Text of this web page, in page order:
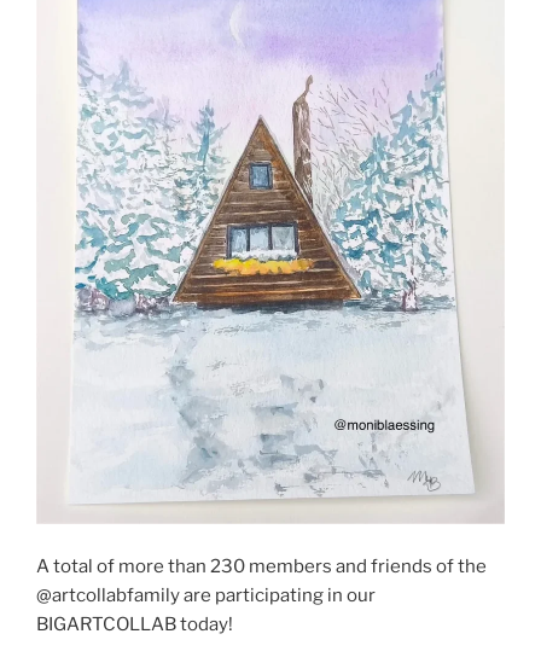
A total of more than 230 members and friends of the
@artcollabfamily are participating in our
BIGARTCOLLAB today!